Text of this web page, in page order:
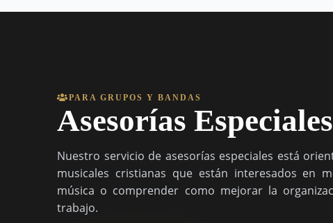
PARA GRUPOS Y BANDAS
Asesorías Especiales
Nuestro servicio de asesorías especiales está
musicales cristianas que están interesados en
música o comprender como mejorar la
trabajo.